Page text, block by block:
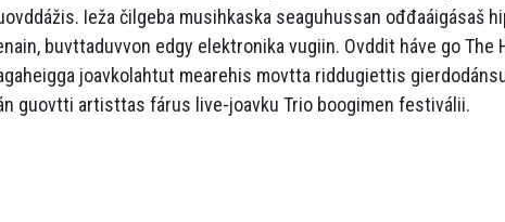
Ieža čilgeba musihkaska seaguhussan ođđaáigásaš
buvttaduvvon edgy elektronika vugiin. Ovddit háve go The
joavkolahtut mearehis movtta riddugiettis
guovtti artisttas fárus live-joavku Trio boogimen festiválii.